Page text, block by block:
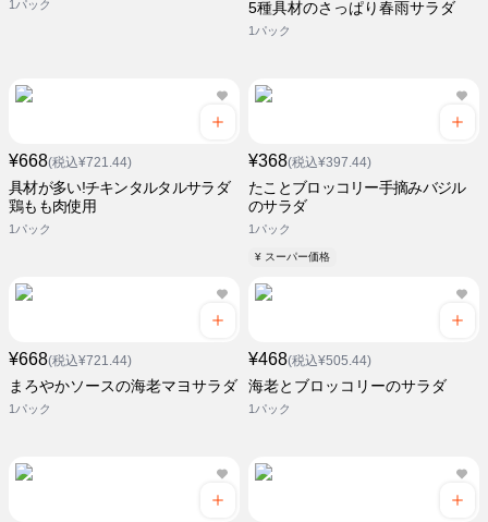
1パック 5種具材のさっぱり春雨サラダ
1パック
¥668(税込¥721.44)
具材が多い!チキンタルタルサラダ
鶏もも肉使用
1パック
¥368(税込¥397.44)
たことブロッコリー手摘みバジル
のサラダ
1パック
¥ スーパー価格
¥668(税込¥721.44)
まろやかソースの海老マヨサラダ
1パック
¥468(税込¥505.44)
海老とブロッコリーのサラダ
1パック